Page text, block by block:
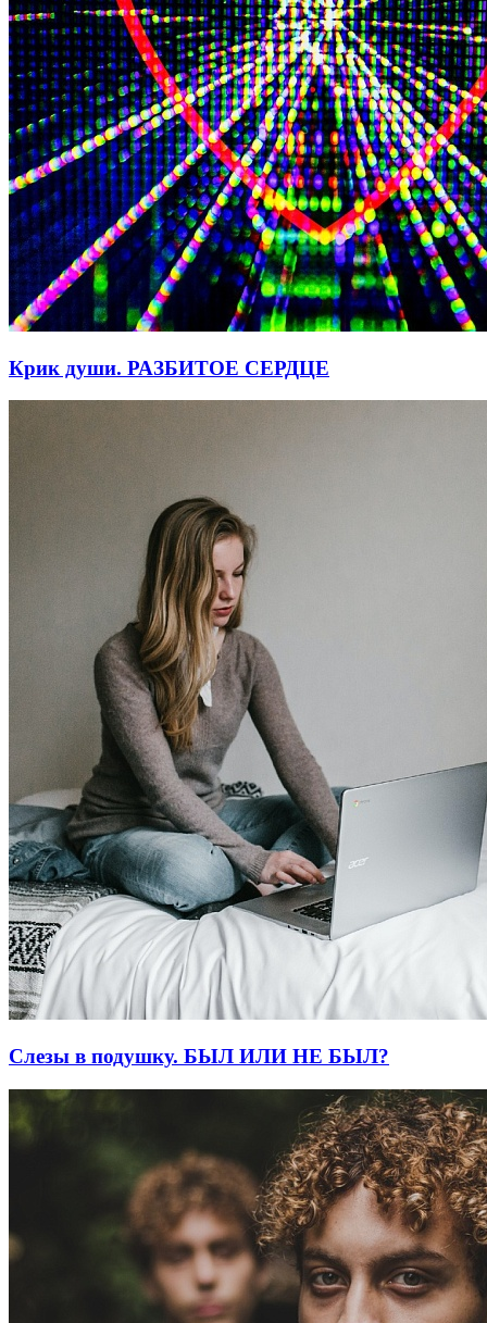
Крик души. РАЗБИТОЕ СЕРДЦЕ
Слезы в подушку. БЫЛ ИЛИ НЕ БЫЛ?